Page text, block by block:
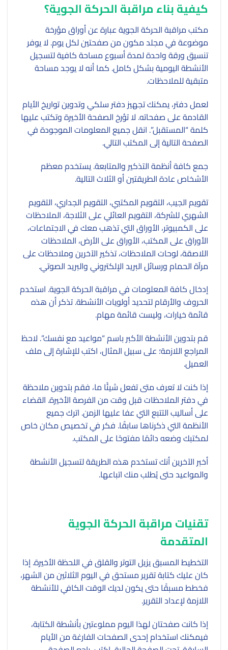
كيفية بناء مراقبة الحركة الجوية؟
مكتب مراقبة الحركة الجوية عبارة عن أوراق مؤرخة
موضوعة في مجلد مكون من صفحتين لكل يوم. لا يوفر
تنسيق ورقة واحدة لمدة أسبوع مساحة كافية لتسجيل
الأنشطة اليومية بشكل كامل. كما أنه لا يوجد مساحة
متبقية للملاحظات.
لعمل دفتر، يمكنك تجهيز دفتر سلكي وتدوين تواريخ الأيام
القادمة على صفحاته. لا تؤرخ الصفحة الأخيرة وتكتب عليها
كلمة “المستقبل”. انقل جميع المعلومات الموجودة في
الصفحة التالية إلى المكتب التالي.
جمع كافة أنظمة التذكير والمتابعة. يستخدم معظم
الأشخاص عادة الطريقتين أو الثلاث التالية.
تقويم الجيب، التقويم المكتبي، التقويم الجداري، التقويم
الشهري للشركة، التقويم العائلي على الثلاجة، الملاحظات
على الكمبيوتر، الأوراق التي تذهب معك في الاجتماعات،
الأوراق على المكتب، الأوراق على الأرض، الملاحظات
اللاصقة، لوحات الملاحظات، تذكير الآخرين وملاحظات على
مرآة الحمام ورسائل البريد الإلكتروني والبريد الصوتي.
إدخال كافة المعلومات في مراقبة الحركة الجوية. استخدم
الحروف والأرقام لتحديد أولويات الأنشطة. تذكر أن هذه
قائمة خيارات، وليست قائمة مهام.
قم بتدوين الأنشطة الأكبر باسم “مواعيد مع نفسك”. لاحظ
المراجع اللازمة؛ على سبيل المثال، اكتب للإشارة إلى ملف
العميل.
إذا كنت لا تعرف متى تفعل شيئًا ما، فقم بتدوين ملاحظة
في دفتر الملاحظات قبل وقت من الفرصة الأخيرة. القضاء
على أساليب التتبع التي عفا عليها الزمن. اترك جميع
الأنظمة التي ذكرناها سابقًا. فكر في تخصيص مكان خاص
لمكتبك وضعه دائمًا مفتوحًا على المكتب.
أخبر الآخرين أنك تستخدم هذه الطريقة لتسجيل الأنشطة
والمواعيد حتى يُطلب منك اتباعها.
تقنيات مراقبة الحركة الجوية
المتقدمة
التخطيط المسبق يزيل التوتر والقلق في اللحظة الأخيرة. إذا
كان عليك كتابة تقرير مستحق في اليوم الثلاثين من الشهر،
فخطط مسبقًا حتى يكون لديك الوقت الكافي للأنشطة
اللازمة لإعداد التقرير.
إذا كانت صفحتان لهذا اليوم مملوءتين بأنشطة الكتابة،
فيمكنك استخدام إحدى الصفحات الفارغة من الأيام